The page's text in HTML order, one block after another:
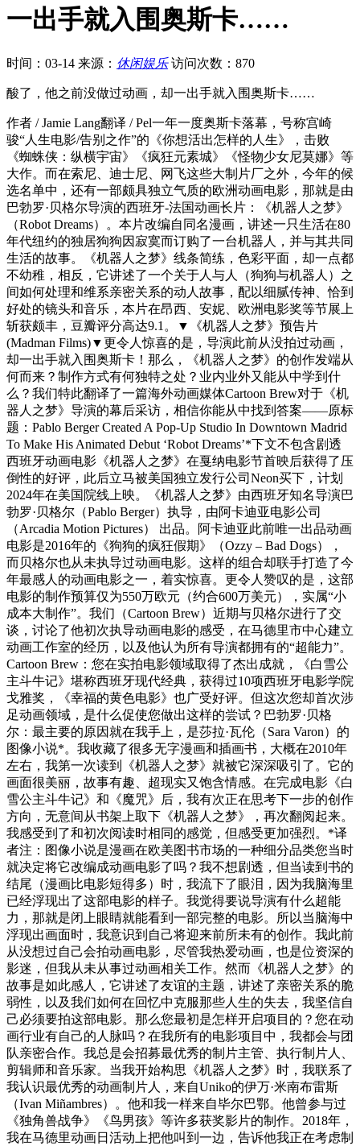
一出手就入围奥斯卡……
时间：03-14 来源： 休闲娱乐 访问次数：870
酸了，他之前没做过动画，却一出手就入围奥斯卡……
作者 / Jamie Lang翻译 / Pel一年一度奥斯卡落幕，号称宫崎
骏“人生电影/告别之作”的《你想活出怎样的人生》，击败
《蜘蛛侠：纵横宇宙》《疯狂元素城》《怪物少女尼莫娜》等
大作。而在索尼、迪士尼、网飞这些大制片厂之外，今年的候
选名单中，还有一部颇具独立气质的欧洲动画电影，那就是由
巴勃罗·贝格尔导演的西班牙-法国动画长片：《机器人之梦》
（Robot Dreams）。本片改编自同名漫画，讲述一只生活在80
年代纽约的独居狗狗因寂寞而订购了一台机器人，并与其共同
生活的故事。《机器人之梦》线条简练，色彩平面，却一点都
不幼稚，相反，它讲述了一个关于人与人（狗狗与机器人）之
间如何处理和维系亲密关系的动人故事，配以细腻传神、恰到
好处的镜头和音乐，本片在昂西、安妮、欧洲电影奖等节展上
斩获颇丰，豆瓣评分高达9.1。▼《机器人之梦》预告片
(Madman Films)▼更令人惊喜的是，导演此前从没拍过动画，
却一出手就入围奥斯卡！那么，《机器人之梦》的创作发端从
何而来？制作方式有何独特之处？业内业外又能从中学到什
么？我们特此翻译了一篇海外动画媒体Cartoon Brew对于《机
器人之梦》导演的幕后采访，相信你能从中找到答案——原标
题：Pablo Berger Created A Pop-Up Studio In Downtown Madrid
To Make His Animated Debut ‘Robot Dreams’*下文不包含剧透
西班牙动画电影《机器人之梦》在戛纳电影节首映后获得了压
倒性的好评，此后立马被美国独立发行公司Neon买下，计划
2024年在美国院线上映。《机器人之梦》由西班牙知名导演巴
勃罗·贝格尔（Pablo Berger）执导，由阿卡迪亚电影公司
（Arcadia Motion Pictures） 出品。阿卡迪亚此前唯一出品动画
电影是2016年的《狗狗的疯狂假期》（Ozzy – Bad Dogs），
而贝格尔也从未执导过动画电影。这样的组合却联手打造了今
年最感人的动画电影之一，着实惊喜。更令人赞叹的是，这部
电影的制作预算仅为550万欧元（约合600万美元），实属“小
成本大制作”。我们（Cartoon Brew）近期与贝格尔进行了交
谈，讨论了他初次执导动画电影的感受，在马德里市中心建立
动画工作室的经历，以及他认为所有导演都拥有的“超能力”。
Cartoon Brew：您在实拍电影领域取得了杰出成就，《白雪公
主斗牛记》堪称西班牙现代经典，获得过10项西班牙电影学院
戈雅奖，《幸福的黄色电影》也广受好评。但这次您却首次涉
足动画领域，是什么促使您做出这样的尝试？巴勃罗·贝格
尔：最主要的原因就在我手上，是莎拉·瓦伦（Sara Varon）的
图像小说*。我收藏了很多无字漫画和插画书，大概在2010年
左右，我第一次读到《机器人之梦》就被它深深吸引了。它的
画面很美丽，故事有趣、超现实又饱含情感。在完成电影《白
雪公主斗牛记》和《魔咒》后，我有次正在思考下一步的创作
方向，无意间从书架上取下《机器人之梦》，再次翻阅起来。
我感受到了和初次阅读时相同的感觉，但感受更加强烈。*译
者注：图像小说是漫画在欧美图书市场的一种细分品类您当时
就决定将它改编成动画电影了吗？我不想剧透，但当读到书的
结尾（漫画比电影短得多）时，我流下了眼泪，因为我脑海里
已经浮现出了这部电影的样子。我觉得要说导演有什么超能
力，那就是闭上眼睛就能看到一部完整的电影。所以当脑海中
浮现出画面时，我意识到自己将迎来前所未有的创作。我此前
从没想过自己会拍动画电影，尽管我热爱动画，也是位资深的
影迷，但我从未从事过动画相关工作。然而《机器人之梦》的
故事是如此感人，它讲述了友谊的主题，讲述了亲密关系的脆
弱性，以及我们如何在回忆中克服那些人生的失去，我坚信自
己必须要拍这部电影。那么您最初是怎样开启项目的？您在动
画行业有自己的人脉吗？在我所有的电影项目中，我都会与团
队亲密合作。我总是会招募最优秀的制片主管、执行制片人、
剪辑师和音乐家。当我开始构思《机器人之梦》时，我联系了
我认识最优秀的动画制片人，来自Uniko的伊万·米南布雷斯
（Ivan Miñambres）。他和我一样来自毕尔巴鄂。他曾参与过
《独角兽战争》《鸟男孩》等许多获奖影片的制作。2018年，
我在马德里动画日活动上把他叫到一边，告诉他我正在考虑制